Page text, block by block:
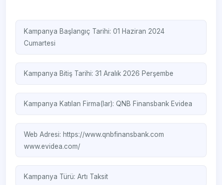
Kampanya Başlangıç Tarihi: 01 Haziran 2024
Cumartesi
Kampanya Bitiş Tarihi: 31 Aralık 2026 Perşembe
Kampanya Katılan Firma(lar):QNB Finansbank Evidea
Web Adresi:https://www.qnbfinansbank.com
www.evidea.com/‎
Kampanya Türü:Artı Taksit